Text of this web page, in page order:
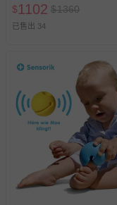
$1102 $1360
已售出 34